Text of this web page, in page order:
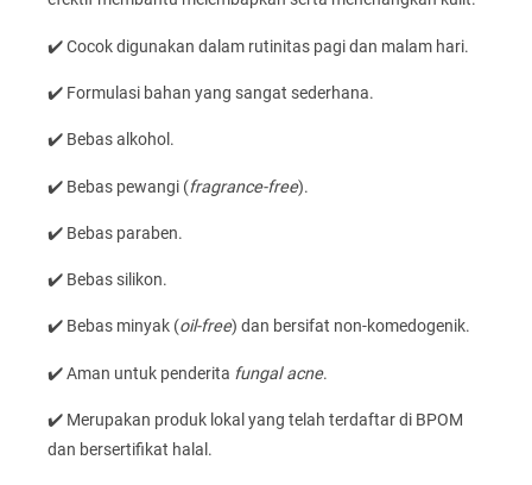
✔️ Cocok digunakan dalam rutinitas pagi dan malam hari.
✔️ Formulasi bahan yang sangat sederhana.
✔️ Bebas alkohol.
✔️ Bebas pewangi (fragrance-free).
✔️ Bebas paraben.
✔️ Bebas silikon.
✔️ Bebas minyak (oil-free) dan bersifat non-komedogenik.
✔️ Aman untuk penderita fungal acne.
✔️ Merupakan produk lokal yang telah terdaftar di BPOM
dan bersertifikat halal.